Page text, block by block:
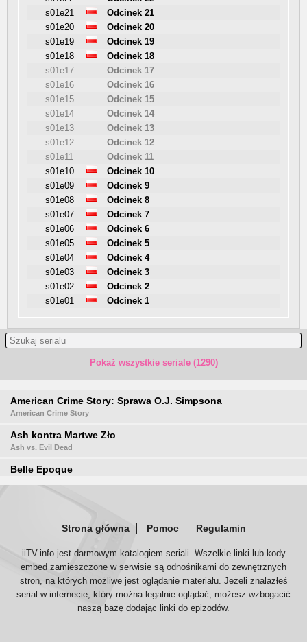
s01e21
Odcinek 21
s01e20
Odcinek 20
s01e19
Odcinek 19
s01e18
Odcinek 18
s01e17
Odcinek 17
s01e16
Odcinek 16
s01e15
Odcinek 15
s01e14
Odcinek 14
s01e13
Odcinek 13
s01e12
Odcinek 12
s01e11
Odcinek 11
s01e10
Odcinek 10
s01e09
Odcinek 9
s01e08
Odcinek 8
s01e07
Odcinek 7
s01e06
Odcinek 6
s01e05
Odcinek 5
s01e04
Odcinek 4
s01e03
Odcinek 3
s01e02
Odcinek 2
s01e01
Odcinek 1
Pokaż wszystkie seriale (1290)
American Crime Story: Sprawa O.J. Simpsona
American Crime Story
Ash kontra Martwe Zło
Ash vs. Evil Dead
Belle Epoque
Czysta krew
Dexter
Ekipa
Strona główna Pomoc Regulamin
iiTV.info jest darmowym katalogiem seriali. Wszelkie linki lub kody
embed zamieszczone w serwisie są odnośnikami do zewnętrznych
stron, na których możliwe jest oglądanie materiału. Jeżeli znalazłeś
serial w internecie, który można legalnie oglądać, możesz wzbogacić
naszą bazę dodając linki do epizodów.